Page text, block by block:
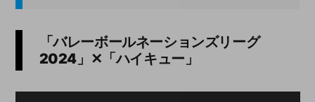
「バレーボールネーションズリーグ
2024 」✕「ハイキュー」